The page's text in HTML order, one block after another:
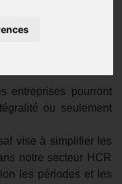
entreprises pourront
ou seulement
vise à simplifier les
notre secteur HCR
les périodes et les